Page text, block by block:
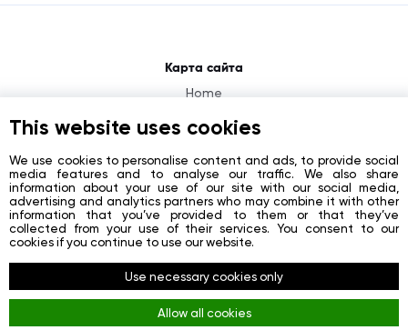
Карта сайта
Home
About
Contacts
Registration
Login
Социальные сети
Facebook
This website uses cookies
We use cookies to personalise content and ads, to provide social
media features and to analyse our traffic. We also share
information about your use of our site with our social media,
advertising and analytics partners who may combine it with other
information that you’ve provided to them or that they’ve
collected from your use of their services. You consent to our
cookies if you continue to use our website.
Use necessary cookies only
Allow all cookies